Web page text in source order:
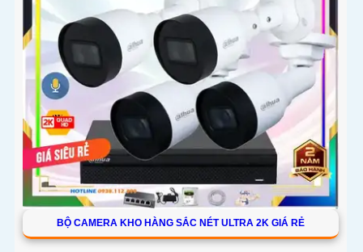
BỘ CAMERA KHO HÀNG SẮC NÉT ULTRA 2K GIÁ RẺ